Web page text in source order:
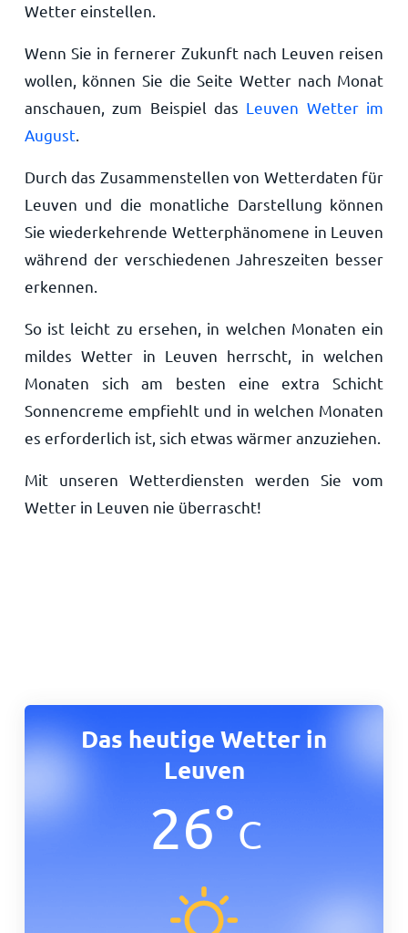
Wetter einstellen.
Wenn Sie in fernerer Zukunft nach Leuven reisen
wollen, können Sie die Seite Wetter nach Monat
anschauen, zum Beispiel das Leuven Wetter im
August.
Durch das Zusammenstellen von Wetterdaten für
Leuven und die monatliche Darstellung können
Sie wiederkehrende Wetterphänomene in Leuven
während der verschiedenen Jahreszeiten besser
erkennen.
So ist leicht zu ersehen, in welchen Monaten ein
mildes Wetter in Leuven herrscht, in welchen
Monaten sich am besten eine extra Schicht
Sonnencreme empfiehlt und in welchen Monaten
es erforderlich ist, sich etwas wärmer anzuziehen.
Mit unseren Wetterdiensten werden Sie vom
Wetter in Leuven nie überrascht!
Das heutige Wetter in
Leuven
26°C